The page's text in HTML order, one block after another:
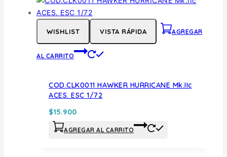
WISHLIST VISTA RÁPIDA AGREGAR
AL CARRITO
COD.CLK0011 HAWKER HURRICANE Mk.IIc
ACES. ESC 1/72
$15.900
AGREGAR AL CARRITO